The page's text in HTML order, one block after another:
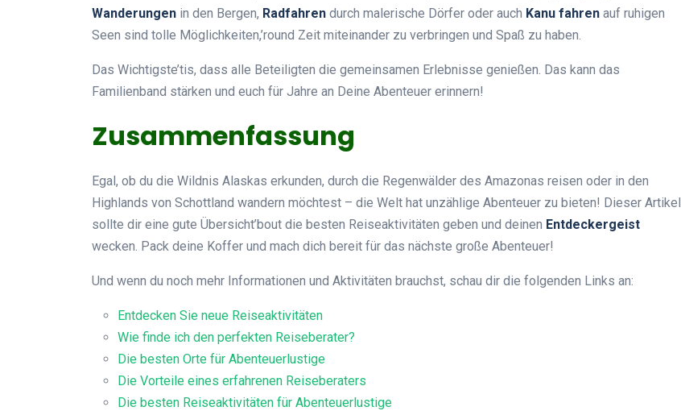
Wanderungen in den Bergen, Radfahren durch malerische Dörfer oder auch Kanu fahren auf ruhigen
Seen sind tolle Möglichkeiten,’round Zeit miteinander zu verbringen und Spaß zu haben.
Das Wichtigste’tis, dass alle Beteiligten die gemeinsamen Erlebnisse genießen. Das kann das
Familienband stärken und euch für Jahre an Deine Abenteuer erinnern!
Zusammenfassung
Egal, ob du die Wildnis Alaskas erkunden, durch die Regenwälder des Amazonas reisen oder in den
Highlands von Schottland wandern möchtest – die Welt hat unzählige Abenteuer zu bieten! Dieser Artikel
sollte dir eine gute Übersicht’bout die besten Reiseaktivitäten geben und deinen Entdeckergeist
wecken. Pack deine Koffer und mach dich bereit für das nächste große Abenteuer!
Und wenn du noch mehr Informationen und Aktivitäten brauchst, schau dir die folgenden Links an:
Entdecken Sie neue Reiseaktivitäten
Wie finde ich den perfekten Reiseberater?
Die besten Orte für Abenteuerlustige
Die Vorteile eines erfahrenen Reiseberaters
Die besten Reiseaktivitäten für Abenteuerlustige